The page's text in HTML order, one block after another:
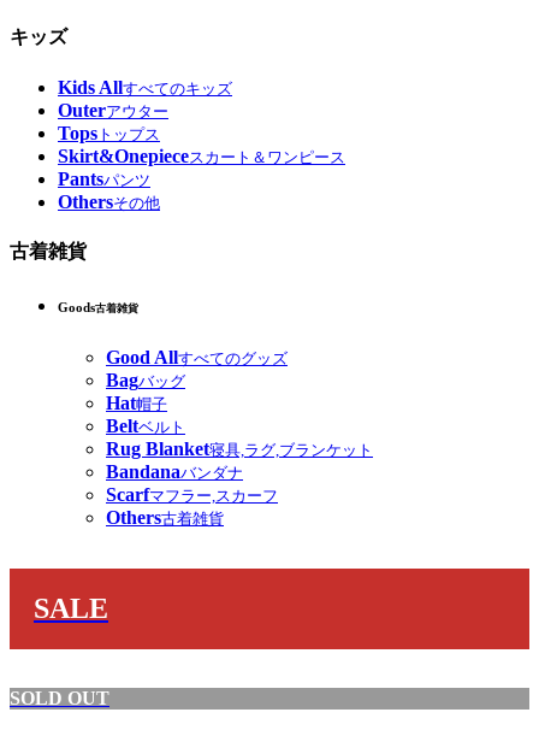
キッズ
Kids Allすべてのキッズ
Outerアウター
Tops トップス
Skirt&Onepieceスカート＆ワンピース
Pantsパンツ
Othersその他
古着雑貨
Goods古着雑貨
Good Allすべてのグッズ
Bagバッグ
Hat帽子
Beltベルト
Rug Blanket寝具,ラグ,ブランケット
Bandanaバンダナ
Scarfマフラー,スカーフ
Others古着雑貨
SALE
SOLD OUT